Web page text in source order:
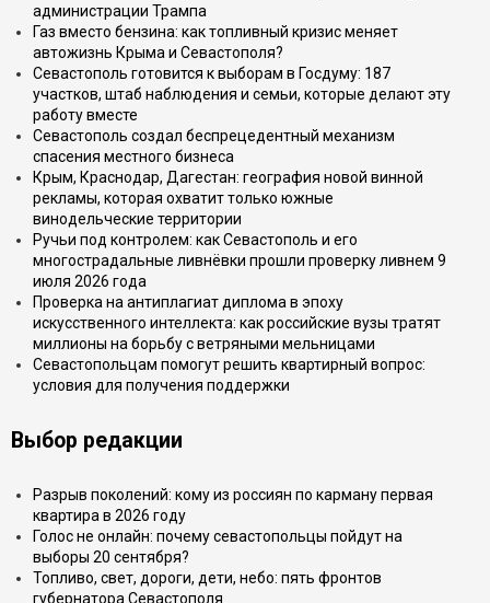
администрации Трампа
Газ вместо бензина: как топливный кризис меняет
автожизнь Крыма и Севастополя?
Севастополь готовится к выборам в Госдуму: 187
участков, штаб наблюдения и семьи, которые делают эту
работу вместе
Севастополь создал беспрецедентный механизм
спасения местного бизнеса
Крым, Краснодар, Дагестан: география новой винной
рекламы, которая охватит только южные
винодельческие территории
Ручьи под контролем: как Севастополь и его
многострадальные ливнёвки прошли проверку ливнем 9
июля 2026 года
Проверка на антиплагиат диплома в эпоху
искусственного интеллекта: как российские вузы тратят
миллионы на борьбу с ветряными мельницами
Севастопольцам помогут решить квартирный вопрос:
условия для получения поддержки
Выбор редакции
Разрыв поколений: кому из россиян по карману первая
квартира в 2026 году
Голос не онлайн: почему севастопольцы пойдут на
выборы 20 сентября?
Топливо, свет, дороги, дети, небо: пять фронтов
губернатора Севастополя